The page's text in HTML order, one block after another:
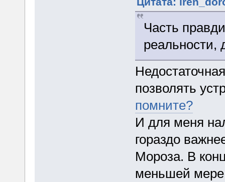
Часть
реальности,
позволять
помните?
И для меня
гораздо
Мороза. В
меньшей